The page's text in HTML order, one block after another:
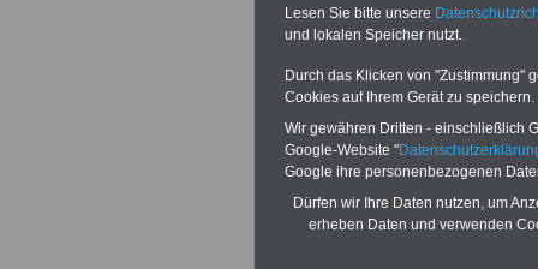
höchstens
ein Kind bei
Lesen Sie bitte unsere
und lokalen Speicher nutzt.
Durch das Klicken von "Zustimmung"
Cookies auf Ihrem Gerät zu speichern.
Wir gewähren Dritten - einschließlich
Google-Website "
Google ihre personenbezogenen
Dürfen wir Ihre Daten nutzen, um
erheben Daten und verwenden